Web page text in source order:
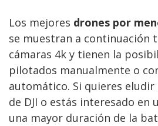
Los mejores drones por
se muestran a continuación
cámaras 4k y tienen la
pilotados manualmente o
automático. Si quieres
de DJI o estás interesado en
una mayor duración de la